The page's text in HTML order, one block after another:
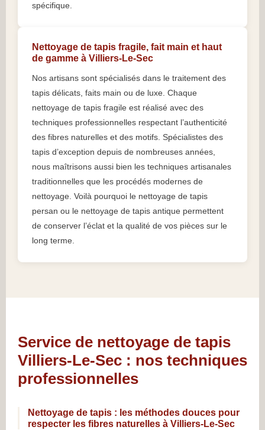
spécifique.
Nettoyage de tapis fragile, fait main et haut
de gamme à Villiers-Le-Sec
Nos artisans sont spécialisés dans le traitement des
tapis délicats, faits main ou de luxe. Chaque
nettoyage de tapis fragile est réalisé avec des
techniques professionnelles respectant l’authenticité
des fibres naturelles et des motifs. Spécialistes des
tapis d’exception depuis de nombreuses années,
nous maîtrisons aussi bien les techniques artisanales
traditionnelles que les procédés modernes de
nettoyage. Voilà pourquoi le nettoyage de tapis
persan ou le nettoyage de tapis antique permettent
de conserver l’éclat et la qualité de vos pièces sur le
long terme.
Service de nettoyage de tapis
Villiers-Le-Sec : nos techniques
professionnelles
Nettoyage de tapis : les méthodes douces pour
respecter les fibres naturelles à Villiers-Le-Sec